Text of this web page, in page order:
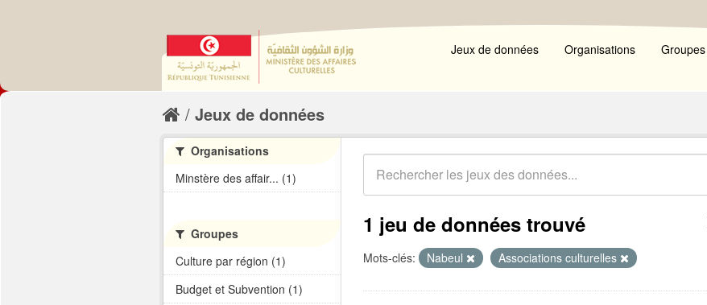
Jeux de données Organisations Groupes
Jeux de données
1 jeu de données trouvé
Mots-clés: Nabeul Associations culturelles
Organisations
Minstère des affair... (1)
Groupes
Culture par région (1)
Budget et Subvention (1)